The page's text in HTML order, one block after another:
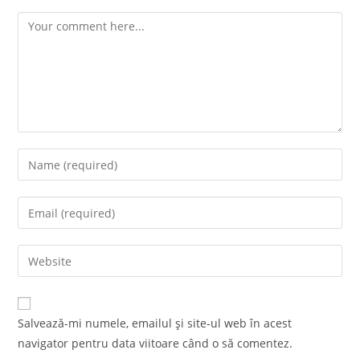
Comment
Enter
your
name
comment
Enter
your
email
address
comment
Enter
your
website
URL
Salvează-mi numele, emailul și site-ul web în acest
navigator pentru data viitoare când o să comentez.